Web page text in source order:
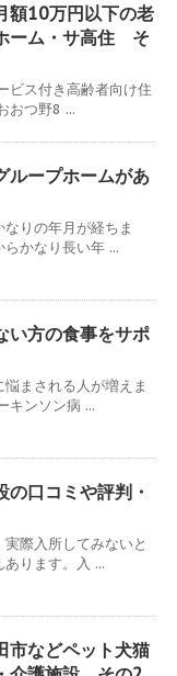
額10万円以下の老
ーム・サ高住 そ
ス付き高齢者向け住
おつ野8 ...
ループホームがあ
りの年月が経ちま
かなり長い年 ...
い方の食事をサポ
まされる人が増えま
キンソン病 ...
口コミや評判・
際入所してみないと
ります。入 ...
市などペット犬猫